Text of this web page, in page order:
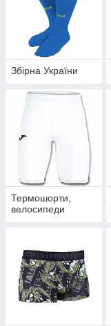
Збірна України
Термошорти,
велосипеди